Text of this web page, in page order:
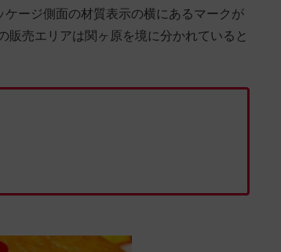
ージ側面の材質表示の横にあるマークが
販売エリアは関ヶ原を境に分かれていると